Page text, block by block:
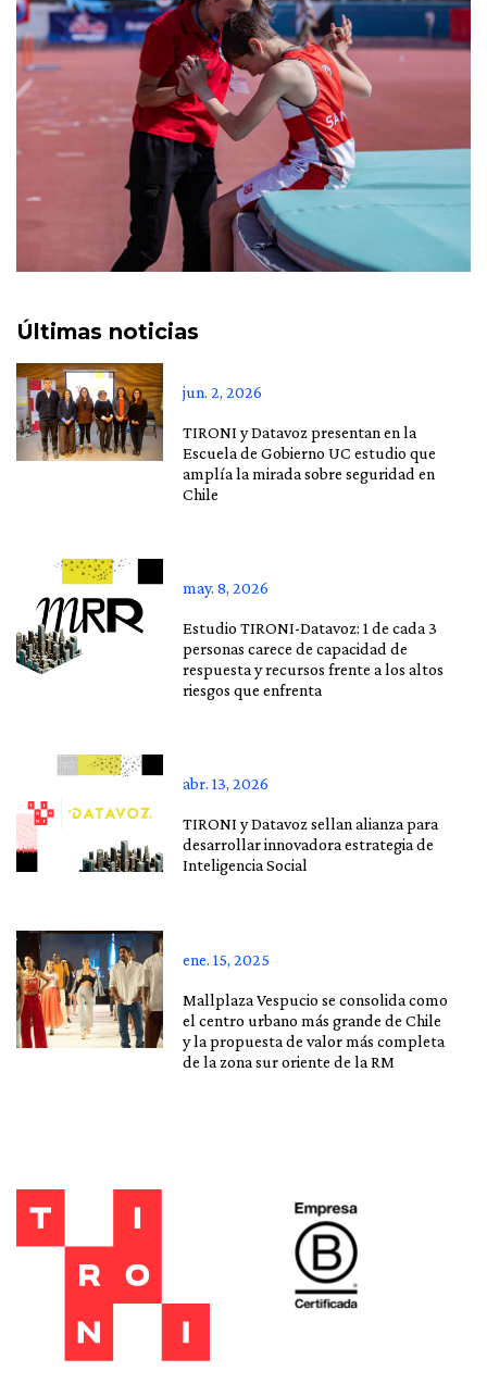
Últimas noticias
jun. 2, 2026
TIRONI y Datavoz presentan en la
Escuela de Gobierno UC estudio que
amplía la mirada sobre seguridad en
Chile
may. 8, 2026
Estudio TIRONI-Datavoz: 1 de cada 3
personas carece de capacidad de
respuesta y recursos frente a los altos
riesgos que enfrenta
abr. 13, 2026
TIRONI y Datavoz sellan alianza para
desarrollar innovadora estrategia de
Inteligencia Social
ene. 15, 2025
Mallplaza Vespucio se consolida como
el centro urbano más grande de Chile
y la propuesta de valor más completa
de la zona sur oriente de la RM